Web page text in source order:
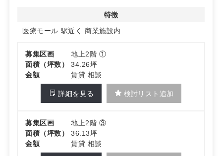
特徴
医療モール 駅近く 商業施設内
募集区画
地上2階 ①
面積（坪数）
34.26坪
金額
賃貸 相談
詳細を見る 検討リスト追加
募集区画
地上2階 ③
面積（坪数）
36.13坪
金額
賃貸 相談